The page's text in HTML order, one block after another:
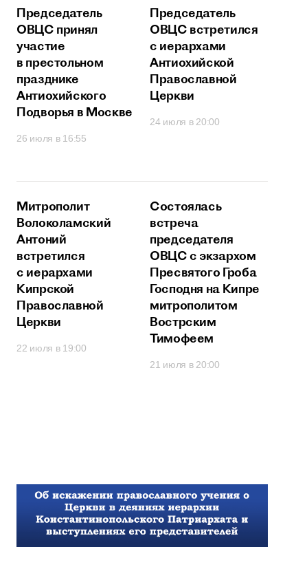
Председатель
ОВЦС принял
участие
в престольном
празднике
Антиохийского
Подворья в Москве
26 июля в 16:55
Председатель
ОВЦС встретился
с иерархами
Антиохийской
Православной
Церкви
24 июля в 20:00
Митрополит
Волоколамский
Антоний
встретился
с иерархами
Кипрской
Православной
Церкви
22 июля в 19:00
Состоялась
встреча
председателя
ОВЦС с экзархом
Пресвятого Гроба
Господня на Кипре
митрополитом
Вострским
Тимофеем
21 июля в 20:00